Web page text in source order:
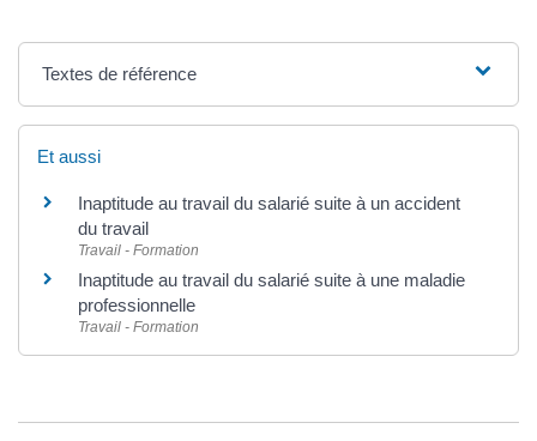
Textes de référence
Et aussi
Inaptitude au travail du salarié suite à un accident
du travail
Travail - Formation
Inaptitude au travail du salarié suite à une maladie
professionnelle
Travail - Formation